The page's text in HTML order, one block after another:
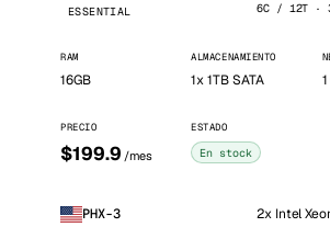
ESSENTIAL 6C / 12T ·
RAM
16GB
ALMACENAMIENTO
1x 1TB SATA
PRECIO
$199.9 /mes
ESTADO
En stock
PHX-3 2x Intel